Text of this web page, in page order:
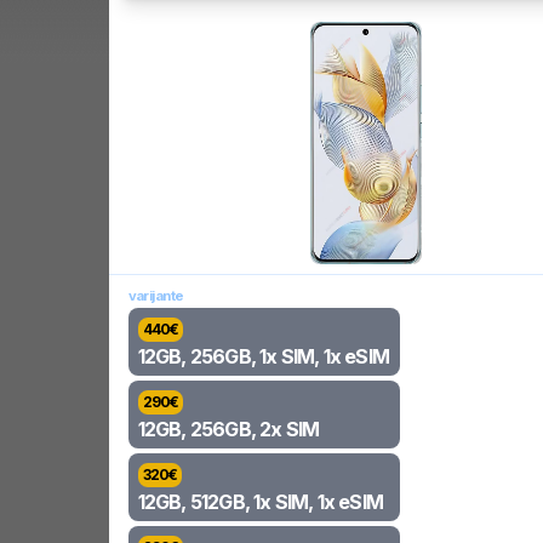
varijante
440€
12GB, 256GB, 1x SIM, 1x eSIM
290€
12GB, 256GB, 2x SIM
320€
12GB, 512GB, 1x SIM, 1x eSIM